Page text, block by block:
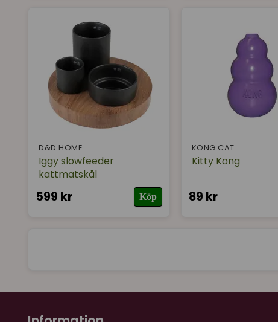
D&D HOME
Iggy slowfeeder
kattmatskål
599 kr Köp
KONG CAT
Kitty Kong
89 kr